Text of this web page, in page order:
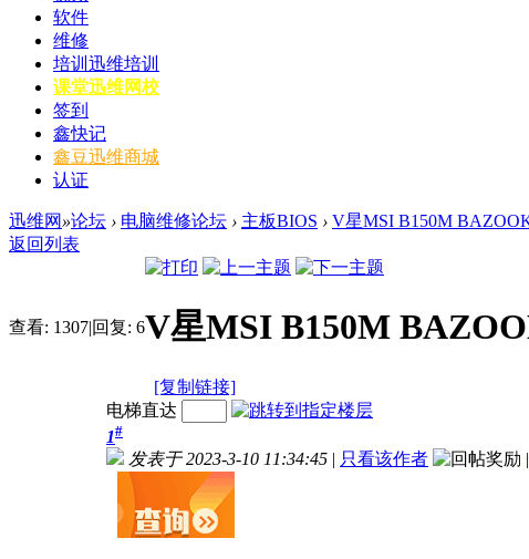
软件
维修
培训 迅维培训
课堂迅维网校
签到
鑫快记
鑫豆迅维商城
认证
迅维网 »论坛 › 电脑维修论坛 › 主板BIOS › V星MSI B150M
返回列表
查看: 1307|回复: 6V星MSI B150M
[复制链接]
电梯直达
1#
发表于 2023-3-10 11:34:45 | 只看该作者 |